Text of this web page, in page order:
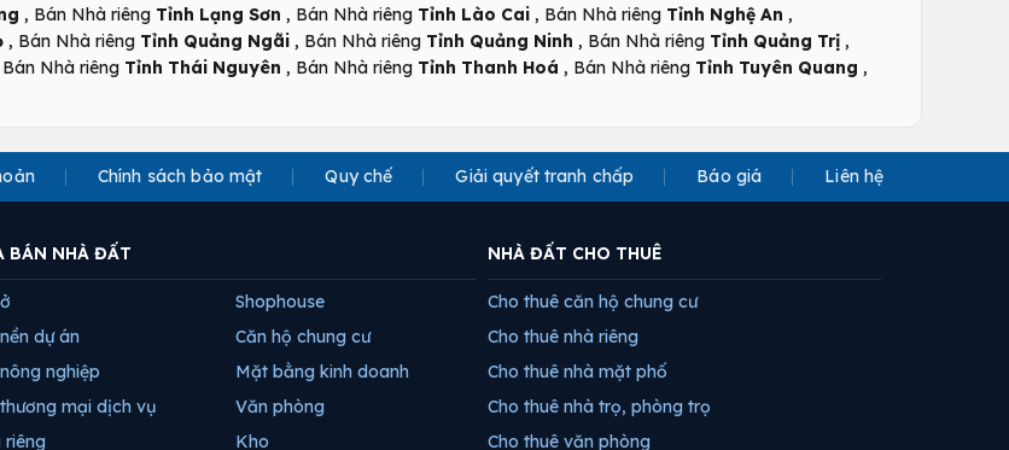
, Bán Nhà riêng Tỉnh Lạng Sơn , Bán Nhà riêng Tỉnh Lào Cai , Bán Nhà riêng Tỉnh Nghệ An ,
, Bán Nhà riêng Tỉnh Quảng Ngãi , Bán Nhà riêng Tỉnh Quảng Ninh , Bán Nhà riêng Tỉnh Quảng Trị ,
Bán Nhà riêng Tỉnh Thái Nguyên , Bán Nhà riêng Tỉnh Thanh Hoá , Bán Nhà riêng Tỉnh Tuyên Quang ,
Chính sách bảo mật Quy chế Giải quyết tranh chấp Báo giá Liên hệ
BÁN NHÀ ĐẤT
dự án
nghiệp
mại dịch vụ
riêng
Shophouse
Căn hộ chung cư
Mặt bằng kinh doanh
Văn phòng
Kho
NHÀ ĐẤT CHO THUÊ
Cho thuê căn hộ chung cư
Cho thuê nhà riêng
Cho thuê nhà mặt phố
Cho thuê nhà trọ, phòng trọ
Cho thuê văn phòng